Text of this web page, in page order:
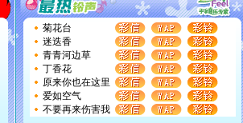
要平安！千万要知足！千万不要忘记我！
[圣诞节]不只这样的日子才会想起你,而是这样的日子才
能正大光明地骚扰你,告诉你,圣诞要快乐!新年要快乐!天天
都要快乐噢!
[圣诞节]
奉上一颗祝福的心,在这个特别的日子里,愿幸福,
如意,快乐,鲜花,一切美好的祝愿与你同在.圣诞快乐!
[元旦]
看到你我会触电；看不到你我要充电；没有你我会
断电。爱你是我职业，想你是我事业，抱你是我特长，吻
你是我专业！水晶之恋祝你新年快乐
菊花台
迷迭香
青青河边草
丁香花
原来你也在这里
爱如空气
不要再来伤害我